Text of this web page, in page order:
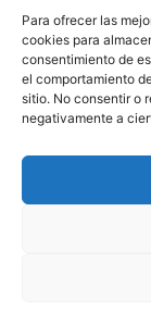
Para ofrecer las
cookies para
consentimiento de
el comportamiento
sitio. No consentir o
negativamente a
Avenida
© 2026